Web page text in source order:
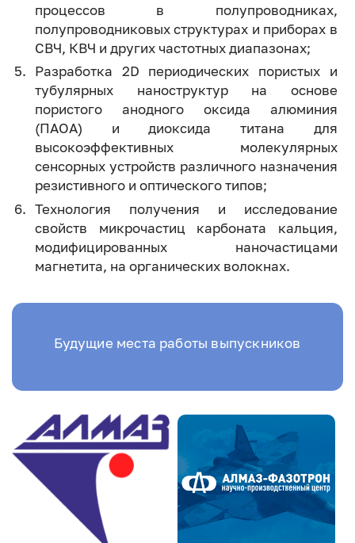
процессов в полупроводниках,
полупроводниковых структурах и приборах в
СВЧ, КВЧ и других частотных диапазонах;
Разработка 2D периодических пористых и
тубулярных наноструктур на основе
пористого анодного оксида алюминия
(ПАОА) и диоксида титана для
высокоэффективных молекулярных
сенсорных устройств различного назначения
резистивного и оптического типов;
Технология получения и исследование
свойств микрочастиц карбоната кальция,
модифицированных наночастицами
магнетита, на органических волокнах.
Будущие места работы выпускников
Image Image